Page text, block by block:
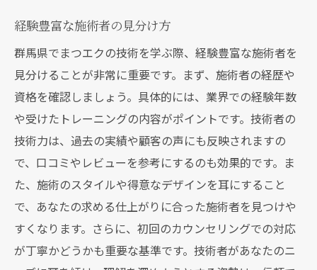
経験豊富な施術者の見分け方
群馬県でまつエクの技術を学ぶ際、経験豊富な施術者を
見分けることが非常に重要です。まず、施術者の経歴や
資格を確認しましょう。具体的には、業界での経験年数
や受けたトレーニングの内容がポイントです。技術者の
技術力は、過去の実績や顧客の声にも反映されますの
で、口コミやレビューを参考にするのも効果的です。ま
た、施術のスタイルや得意なデザインを耳にすること
で、あなたの求める仕上がりに合った施術者を見つけや
すくなります。さらに、初回のカウンセリングでの対応
が丁寧かどうかも重要な基準です。技術者があなたのニ